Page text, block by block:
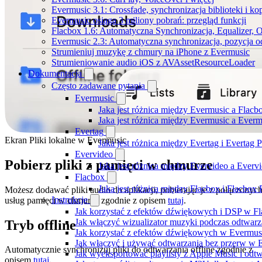
Evermusic 3.1: Crossfade, synchronizacja biblioteki i
Evermusic osiąga 3 miliony pobrań: przegląd funkcji
Flacbox 1.6: Automatyczna Synchronizacja, Equalizer,
Evermusic 2.3: Automatyczna synchronizacja, pozycja
Strumieniuj muzykę z chmury na iPhone z Evermusic
Strumieniowanie audio iOS z AVAssetResourceLoader
Dokumentacja
Często zadawane pytania
Evermusic
Jaka jest różnica między Evermusic a
Jaka jest różnica między Evermusic a
Evertag
Jaka jest różnica między Evertag i Evertag
Evervideo
Jaka jest różnica między Evervideo a
Flacbox
Jaka jest różnica między Flacbox i Flacbox
Instrukcje
Jak korzystać z efektów dźwiękowych i DSP w
Jak włączyć wizualizator muzyki podczas
Jak korzystać z efektów dźwiękowych w
Jak włączyć i używać odtwarzania bez przerw w
Jak wyeksportować playlisty z Apple Music i
Ekran Pliki lokalne w Evermusic
Pobierz pliki z pamięci w chmurze
Możesz dodawać pliki audio do aplikacji, pobierając je z połączonych
usług pamięci w chmurze zgodnie z opisem tutaj.
Tryb offline
Automatycznie synchronizuj pliki do odtwarzania offline zgodnie z